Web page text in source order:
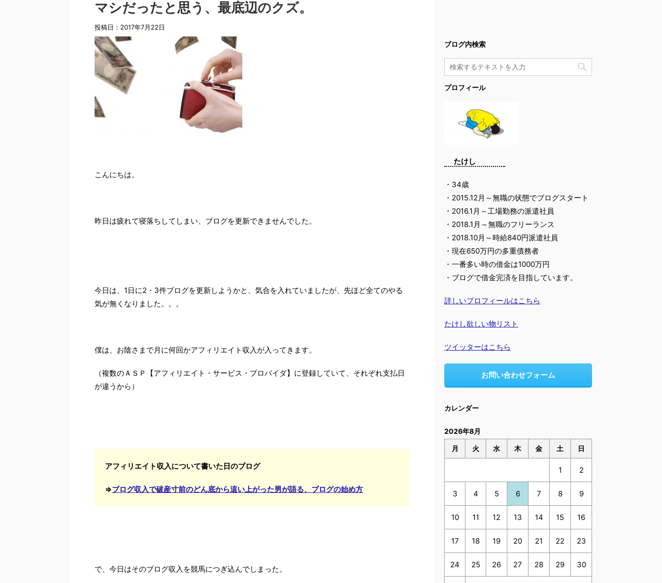
マシだったと思う、最底辺のクズ。
投稿日：2017年7月22日
こんにちは。
昨日は疲れて寝落ちしてしまい、ブログを更新できませんでした。
今日は、1日に2・3件ブログを更新しようかと、気合を入れていましたが、先ほど全てのやる
気が無くなりました。。。
僕は、お陰さまで月に何回かアフィリエイト収入が入ってきます。
（複数のＡＳＰ【アフィリエイト・サービス・プロバイダ】に登録していて、それぞれ支払日
が違うから）
アフィリエイト収入について書いた日のブログ
⇒ブログ収入で破産寸前のどん底から這い上がった男が語る、ブログの始め方
で、今日はそのブログ収入を競馬につぎ込んでしまった。
ブログ内検索
プロフィール
たけし
・34歳
・2015.12月～無職の状態でブログスタート
・2016.1月～工場勤務の派遣社員
・2018.1月～無職のフリーランス
・2018.10月～時給840円派遣社員
・現在650万円の多重債務者
・一番多い時の借金は1000万円
・ブログで借金完済を目指しています。
詳しいプロフィールはこちら
たけし欲しい物リスト
ツイッターはこちら
お問い合わせフォーム
カレンダー
2026年8月
月 火 水 木 金 土 日
1 2
3 4 5 6 7 8 9
10 11 12 13 14 15 16
17 18 19 20 21 22 23
24 25 26 27 28 29 30